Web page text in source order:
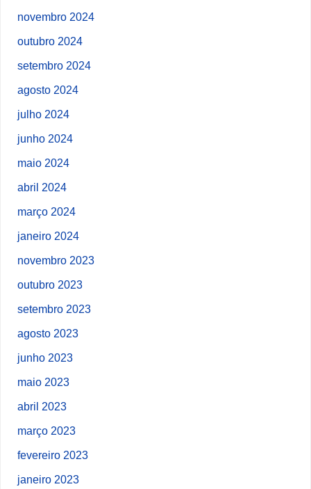
novembro 2024
outubro 2024
setembro 2024
agosto 2024
julho 2024
junho 2024
maio 2024
abril 2024
março 2024
janeiro 2024
novembro 2023
outubro 2023
setembro 2023
agosto 2023
junho 2023
maio 2023
abril 2023
março 2023
fevereiro 2023
janeiro 2023